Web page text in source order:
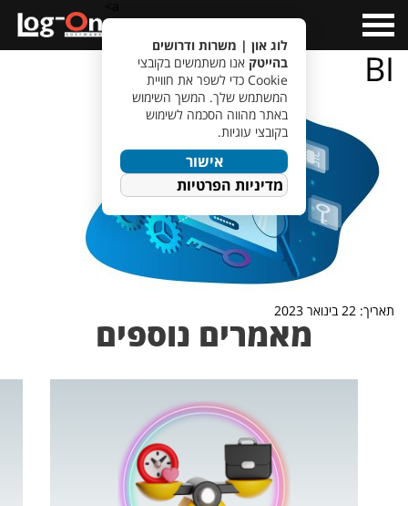
Menu
BI
תאריך: 22 בינואר 2023
מאמרים נוספים
לוג און | משרות ודרושים
בהייטק אנו משתמשים בקובצי
Cookie כדי לשפר את חוויית
המשתמש שלך. המשך השימוש
באתר מהווה הסכמה לשימוש
בקובצי עוגיות.
אישור
מדיניות הפרטיות